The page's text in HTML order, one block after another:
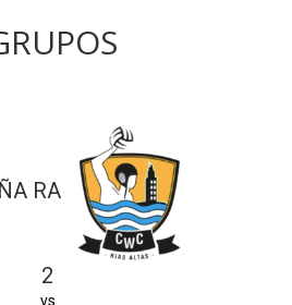
RA
2
vs